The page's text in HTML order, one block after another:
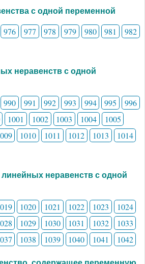
с одной переменной
976 977 978 979 980 981
982
неравенств с одной
990 991 992 993 994 995
996
1001 1002 1003 1004
1005
1010 1011 1012 1013
1014
неравенств с одной
1020 1021 1022 1023
1024
1029 1030 1031 1032
1033
1038 1039 1040 1041 1042